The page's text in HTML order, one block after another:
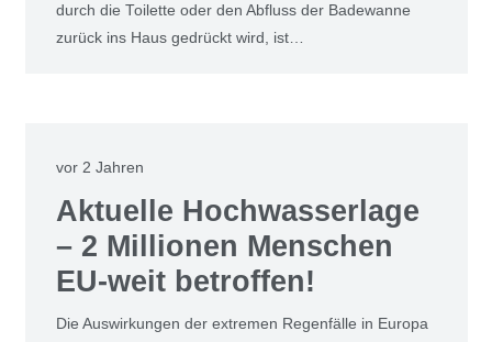
durch die Toi­let­te oder den Abfluss der Bade­wan­ne
zurück ins Haus gedrückt wird, ist…
vor 2 Jahren
Aktu­el­le Hoch­was­ser­la­ge
– 2 Mil­lio­nen Men­schen
EU-weit betrof­fen!
Die Aus­wir­kun­gen der extre­men Regen­fäl­le in Euro­pa